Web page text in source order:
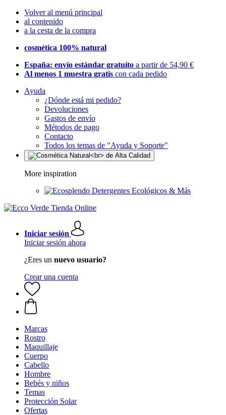
Volver al menú principal
al contenido
a la cesta de la compra
cosmética 100% natural
España: envío estándar gratuito a partir de 54,90 €
Al menos 1 muestra gratis con cada pedido
Ayuda
¿Dónde está mi pedido?
Devoluciones
Gastos de envío
Métodos de pago
Contacto
Todos los temas de "Ayuda y Soporte"
More inspiration
Detergentes Ecológicos & Más
Iniciar sesión
Iniciar sesión ahora
¿Eres un nuevo usuario?
Crear una cuenta
Marcas
Rostro
Maquillaje
Cuerpo
Cabello
Hombre
Bebés y niños
Temas
Protección Solar
Ofertas